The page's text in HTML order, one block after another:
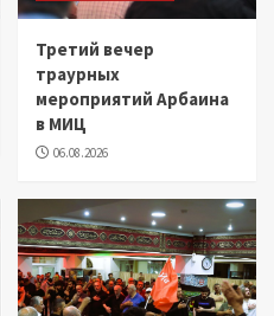
Третий вечер
траурных
мероприятий Арбаина
в МИЦ
06.08.2026